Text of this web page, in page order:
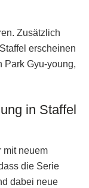
Zusätzlich
erscheinen
Park Gyu-young,
in Staffel
mit neuem
die Serie
dabei neue